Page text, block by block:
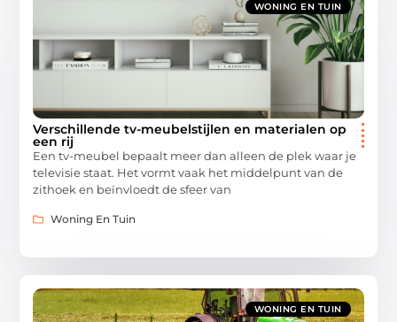
WONING EN TUIN
Verschillende tv-meubelstijlen en materialen op
een rij
Een tv-meubel bepaalt meer dan alleen de plek waar je
televisie staat. Het vormt vaak het middelpunt van de
zithoek en beïnvloedt de sfeer van
Woning En Tuin
WONING EN TUIN